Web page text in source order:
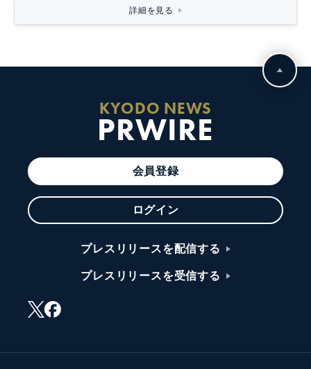
詳細を見る
KYODO NEWS
PRWIRE
会員登録
ログイン
プレスリリースを配信する
プレスリリースを受信する